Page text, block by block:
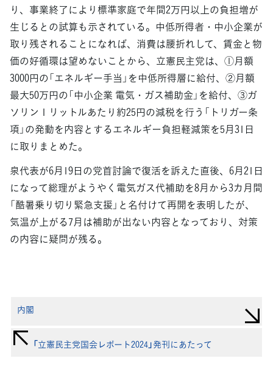
り、事業終了により標準家庭で年間2万円以上の負担増が
生じるとの試算も示されている。中低所得者・中小企業が
取り残されることになれば、消費は腰折れして、賃金と物
価の好循環は望めないことから、立憲民主党は、①月額
3000円の「エネルギー手当」を中低所得層に給付、②月額
最大50万円の「中小企業 電気・ガス補助金」を給付、③ガ
ソリン１リットルあたり約25円の減税を行う「トリガー条
項」の発動を内容とするエネルギー負担軽減策を5月31日
に取りまとめた。
泉代表が6月19日の党首討論で復活を訴えた直後、6月21日
になって総理がようやく電気ガス代補助を8月から3カ月間
「酷暑乗り切り緊急支援」と名付けて再開を表明したが、
気温が上がる7月は補助が出ない内容となっており、対策
の内容に疑問が残る。
「立憲民主党国会レポート2024」発刊にあたって
内閣